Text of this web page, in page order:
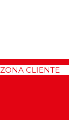
ZONA CLIENTE<<